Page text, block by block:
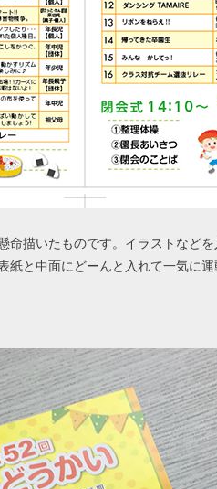
描いたものです。イラストなど
と中面にどーんと入れて一気に運